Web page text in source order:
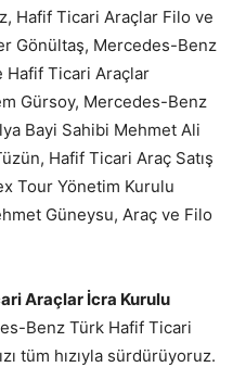
Hafif Ticari Araçlar Filo ve
Gönültaş, Mercedes-Benz
Hafif Ticari Araçlar
Gürsoy, Mercedes-Benz
Bayi Sahibi Mehmet Ali
Hafif Ticari Araç Satış
Tour Yönetim Kurulu
Güneysu, Araç ve Filo
Araçlar İcra Kurulu
Benz Türk Hafif Ticari
tüm hızıyla sürdürüyoruz.